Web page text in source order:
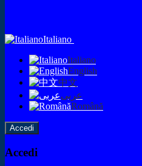
Italiano
Italiano
English
中文
عربى
Română
Accedi
Accedi